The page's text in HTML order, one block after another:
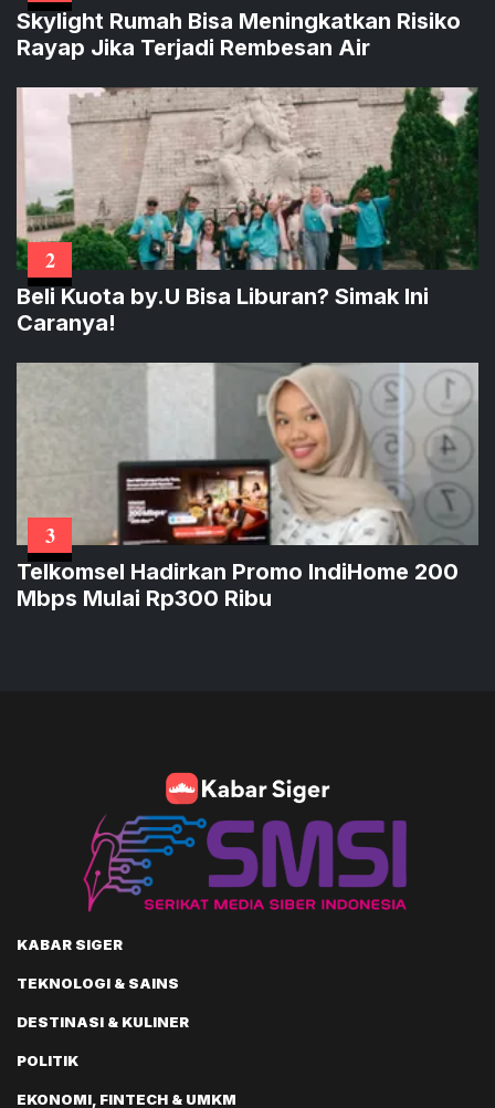
Skylight Rumah Bisa Meningkatkan Risiko
Rayap Jika Terjadi Rembesan Air
2
Beli Kuota by.U Bisa Liburan? Simak Ini
Caranya!
3
Telkomsel Hadirkan Promo IndiHome 200
Mbps Mulai Rp300 Ribu
KABAR SIGER
TEKNOLOGI & SAINS
DESTINASI & KULINER
POLITIK
EKONOMI, FINTECH & UMKM